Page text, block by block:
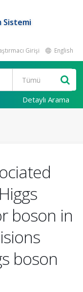
Sistemi
Girişi English
Detaylı Arama
boson in
boson